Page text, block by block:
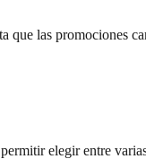
que las promociones
elegir entre